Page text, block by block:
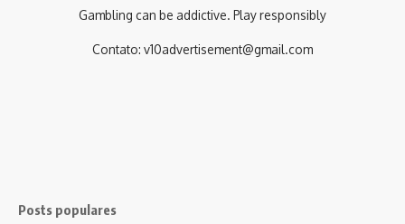
Gambling can be addictive. Play responsibly
Contato: v10advertisement@gmail.com
Posts populares